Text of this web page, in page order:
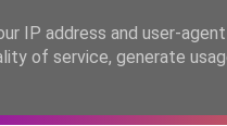
ESPECIAIS
IP address and user-agent
of service, generate